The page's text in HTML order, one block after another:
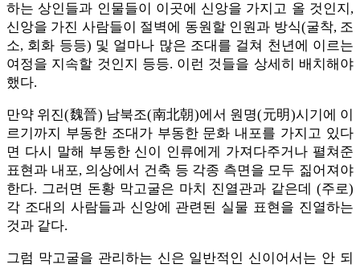
하는 상인들과 인물들이 이곳에 신앙을 가지고 올 것인지,
신앙을 가진 사람들이 절벽에 동원할 인원과 방식(굴착, 조
소, 회화 등등) 및 얼마나 많은 조대를 걸쳐 천년에 이르는
여정을 지속할 것인지 등등. 이런 것들을 상세히 배치해야
했다.
만약 위진(魏晉) 남북조(南北朝)에서 원명(元明)시기에 이
르기까지 부동한 조대가 부동한 문화 내포를 가지고 있다
면 다시 말해 부동한 신이 인류에게 가져다주거나 펼쳐준
표현과 내포, 의상에서 건축 등 각종 측면을 모두 짊어져야
한다. 그러면 돈황 막고굴은 마치 진열관과 같은데 (주로)
각 조대의 사람들과 신앙에 관련된 실물 표현을 진열하는
것과 같다.
그럼 막고굴을 관리하는 신은 일반적인 신이어서는 안 되